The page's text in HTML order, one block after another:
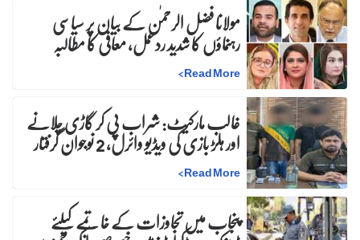
مولانا فضل الرحمٰن کے بیان پر سیاسی
رہنماؤں کا شدید ردعمل، معافی کا مطالبہ
Read More
>
غالب مارکیٹ: شراب پی کر گاڑی چلانے
اور ہلڑ بازی کی ویڈیو وائرل، 2 نوجوان گرفتار
Read More
>
پنجاب میں تجاوزات کے خاتمے کیلئے